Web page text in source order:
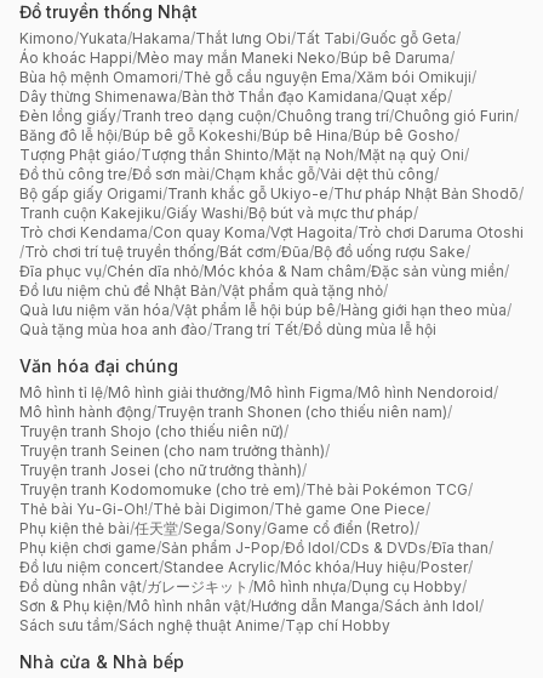
Đồ truyền thống Nhật
Kimono/Yukata/Hakama/Thắt lưng Obi/Tất Tabi/Guốc gỗ Geta/
Áo khoác Happi/Mèo may mắn Maneki Neko/Búp bê Daruma/
Bùa hộ mệnh Omamori/Thẻ gỗ cầu nguyện Ema/Xăm bói Omikuji/
Dây thừng Shimenawa/Bàn thờ Thần đạo Kamidana/Quạt xếp/
Đèn lồng giấy/Tranh treo dạng cuộn/Chuông trang trí/Chuông gió Furin/
Băng đô lễ hội/Búp bê gỗ Kokeshi/Búp bê Hina/Búp bê Gosho/
Tượng Phật giáo/Tượng thần Shinto/Mặt nạ Noh/Mặt nạ quỷ Oni/
Đồ thủ công tre/Đồ sơn mài/Chạm khắc gỗ/Vải dệt thủ công/
Bộ gấp giấy Origami/Tranh khắc gỗ Ukiyo-e/Thư pháp Nhật Bản Shodō/
Tranh cuộn Kakejiku/Giấy Washi/Bộ bút và mực thư pháp/
Trò chơi Kendama/Con quay Koma/Vợt Hagoita/Trò chơi Daruma Otoshi
/Trò chơi trí tuệ truyền thống/Bát cơm/Đũa/Bộ đồ uống rượu Sake/
Đĩa phục vụ/Chén dĩa nhỏ/Móc khóa & Nam châm/Đặc sản vùng miền/
Đồ lưu niệm chủ đề Nhật Bản/Vật phẩm quà tặng nhỏ/
Quà lưu niệm văn hóa/Vật phẩm lễ hội búp bê/Hàng giới hạn theo mùa/
Quà tặng mùa hoa anh đào/Trang trí Tết/Đồ dùng mùa lễ hội
Văn hóa đại chúng
Mô hình tỉ lệ/Mô hình giải thưởng/Mô hình Figma/Mô hình Nendoroid/
Mô hình hành động/Truyện tranh Shonen (cho thiếu niên nam)/
Truyện tranh Shojo (cho thiếu niên nữ)/
Truyện tranh Seinen (cho nam trưởng thành)/
Truyện tranh Josei (cho nữ trưởng thành)/
Truyện tranh Kodomomuke (cho trẻ em)/Thẻ bài Pokémon TCG/
Thẻ bài Yu-Gi-Oh!/Thẻ bài Digimon/Thẻ game One Piece/
Phụ kiện thẻ bài/任天堂/Sega/Sony/Game cổ điển (Retro)/
Phụ kiện chơi game/Sản phẩm J-Pop/Đồ Idol/CDs & DVDs/Đĩa than/
Đồ lưu niệm concert/Standee Acrylic/Móc khóa/Huy hiệu/Poster/
Đồ dùng nhân vật/ガレージキット /Mô hình nhựa/Dụng cụ Hobby/
Sơn & Phụ kiện/Mô hình nhân vật/Hướng dẫn Manga/Sách ảnh Idol/
Sách sưu tầm/Sách nghệ thuật Anime/Tạp chí Hobby
Nhà cửa & Nhà bếp